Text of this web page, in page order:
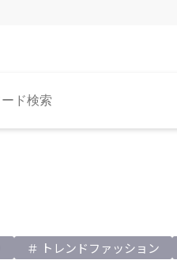
トレンドファッション